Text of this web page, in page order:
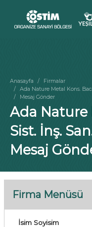
Anasayfa
Firmalar
Ada Nature Metal Kons.
Mesaj Gönder
Ada Nature
Sist. İnş.
Mesaj
Firma Menüsü
İsim Soyisim